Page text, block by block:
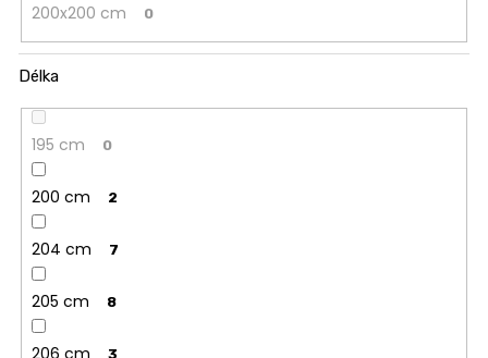
200x200 cm 0
Délka
195 cm 0
200 cm 2
204 cm 7
205 cm 8
206 cm 3